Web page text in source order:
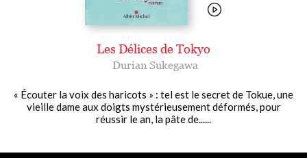
Les Délices de Tokyo
Durian Sukegawa
« Écouter la voix des haricots » : tel est le secret de Tokue, une
vieille dame aux doigts mystérieusement déformés, pour
réussir le an, la pâte de......